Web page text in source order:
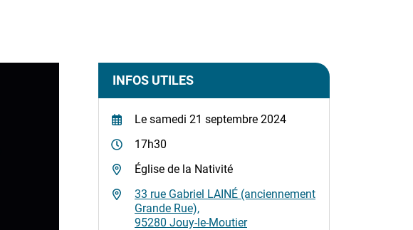
Informations complémentaires
INFOS UTILES
Le samedi 21 septembre 2024
17h30
Église de la Nativité
33 rue Gabriel LAINÉ (anciennement
Grande Rue),
95280 Jouy-le-Moutier